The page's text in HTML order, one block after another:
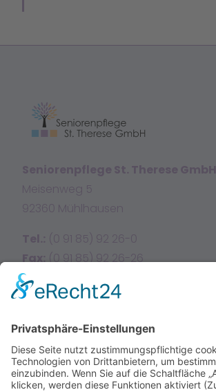
Seniorenpflege St. Therese GmbH
Meisenweg 5
92360 Mühlhausen
Tel.: (0 91 85) 92 26-0
Fax:(0 91 85) 92 26-26
E-Mail:info@sttherese.de
Instagram